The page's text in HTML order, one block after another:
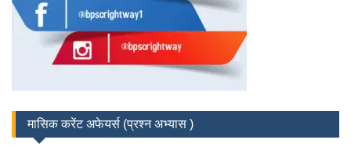
मासिक करेंट अफेयर्स (प्रश्न अभ्यास )